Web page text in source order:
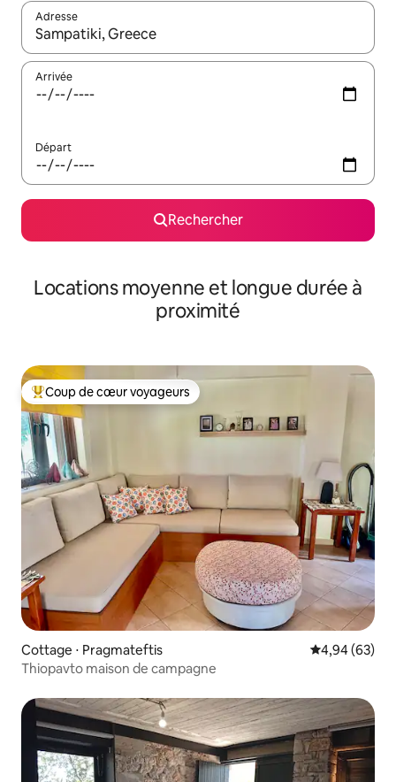
Adresse
Lorsque les résultats s'affichent, utilisez les flèches vers le
Arrivée
Départ
Rechercher
Locations moyenne et longue durée à
proximité
Coups de cœur voyageurs les plus appréciés
Coup de cœur voyageurs
Cottage ⋅ Pragmateftis Évaluation
4,94 (63)
Thiopavto maison de campagne